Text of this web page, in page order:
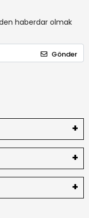
haberdar olmak
Gönder